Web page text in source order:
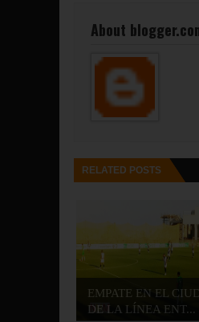
About
RELATED POSTS
EMPATE EN EL
DE LA LÍNEA ENT...